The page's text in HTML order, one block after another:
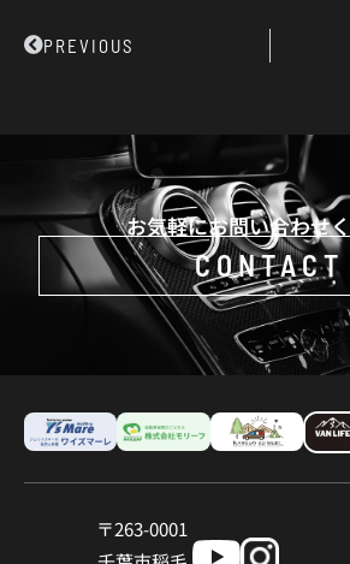
PrevPREVIOUS
お気軽にお問い合わせ
CONTACT
〒263-0001